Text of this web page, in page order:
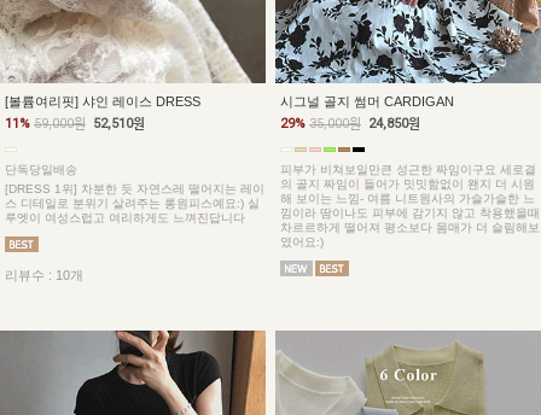
[볼륨여리핏] 샤인 레이스 DRESS
11% 59,000원 52,510원
단독당일배송
[DRESS 1위] 차분한 듯 자연스레 떨어지는 레이
스 디테일로 분위기 살려주는 롱원피스예요:) 실
루엣이 여성스럽고 여리하게도 느껴진답니다
리뷰수 : 10개
시그널 골지 썸머 CARDIGAN
29% 35,000원 24,850원
피부가 비쳐보일만큰 성근한 짜임이구요 세로결
의 골지 짜임이 들어가 밋밋함없이 왠지 더 시원
해 보이는 느낌- 여름 니트원사의 가슬가슬한 느
낌이라 땀이나도 피부에 감기지 않고 착용했을때
차르르하게 떨어져 평소보다 몸매가 더 슬림해보
였어요:)